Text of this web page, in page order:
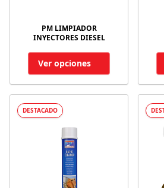
PM LIMPIADOR
INYECTORES DIESEL
Ver opciones
DESTACADO